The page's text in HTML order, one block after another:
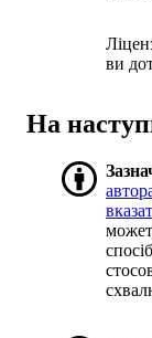
ви
На